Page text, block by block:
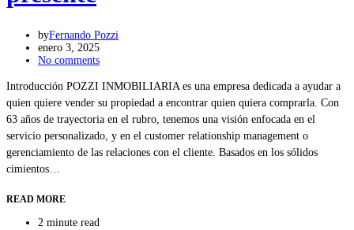
byFernando Pozzi
enero 3, 2025
No comments
Introducción POZZI INMOBILIARIA es una empresa dedicada a ayudar a
quien quiere vender su propiedad a encontrar quien quiera comprarla. Con
63 años de trayectoria en el rubro, tenemos una visión enfocada en el
servicio personalizado, y en el customer relationship management o
gerenciamiento de las relaciones con el cliente. Basados en los sólidos
cimientos…
READ MORE
2 minute read